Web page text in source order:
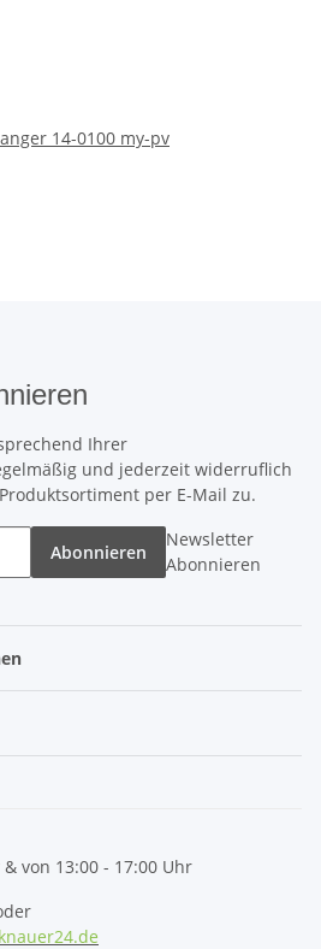
14-0100 my-pv
Ihrer
und jederzeit widerruflich
per E-Mail zu.
Abonnieren
Newsletter
Abonnieren
von 13:00 - 17:00 Uhr